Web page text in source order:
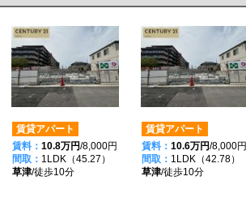
賃貸アパート
賃料： 10.8万円/8,000円
間取： 1LDK（45.27）
草津/徒歩10分
賃貸アパート
賃料： 10.6万円/8,000円
間取： 1LDK（42.78）
草津/徒歩10分